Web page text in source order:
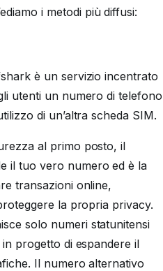
i metodi più diffusi:
è un servizio incentrato
utenti un numero di telefono
di un’altra scheda SIM.
al primo posto, il
il tuo vero numero ed è la
transazioni online,
la propria privacy.
solo numeri statunitensi
progetto di espandere il
Il numero alternativo